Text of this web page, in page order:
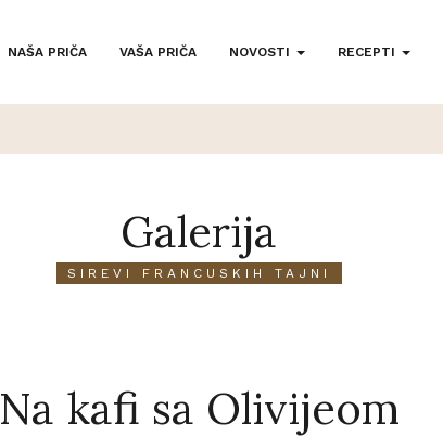
NAŠA PRIČA VAŠA PRIČA NOVOSTI RECEPTI
Galerija
SIREVI FRANCUSKIH TAJNI
Na kafi sa Olivijeom